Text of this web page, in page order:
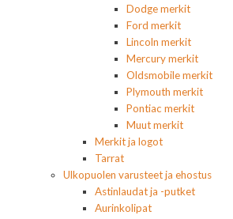
Dodge merkit
Ford merkit
Lincoln merkit
Mercury merkit
Oldsmobile merkit
Plymouth merkit
Pontiac merkit
Muut merkit
Merkit ja logot
Tarrat
Ulkopuolen varusteet ja ehostus
Astinlaudat ja -putket
Aurinkolipat